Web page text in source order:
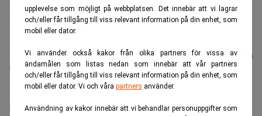
upplevelse som möjligt på webbplatsen. Det innebär att vi lagrar
och/eller får tillgång till viss relevant information på din enhet, som
mobil eller dator.
Vi använder också kakor från olika partners för vissa av
ändamålen som listas nedan som innebär att vår partners
och/eller får tillgång till viss relevant information på din enhet, som
mobil eller dator. Vi och våra partners använder.
Användning av kakor innebär att vi behandlar personuppgifter som
både skydda och skapa värden.
Läs mer från Realtid - vårt nyhetsbrev
är kostnadsfritt:
Prenumerera
Tillväxt